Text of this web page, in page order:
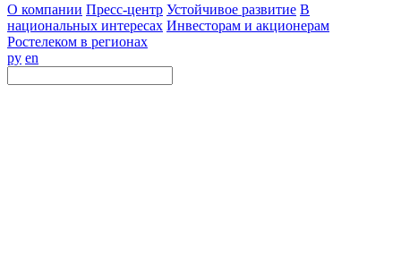
О компании Пресс-центр Устойчивое развитие В
национальных интересах Инвесторам и акционерам
Ростелеком в регионах
ру en